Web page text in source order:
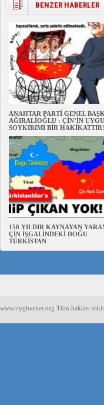
BENZER HABERLER
ANAHTAR PARTİ GENEL
AĞIRALİOĞLU : ÇİN’İN
SOYKIRIMI BİR HAKİKATTIR!
150 YILDIR KAYNAYAN
ÇİN İŞGALİNDEKİ DOĞU
TÜRKİSTAN
www.uyghurnet.org Tüm hakları